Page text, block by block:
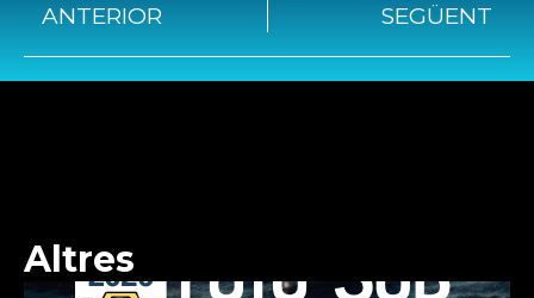
ANTERIOR SEGÜENT
Altres